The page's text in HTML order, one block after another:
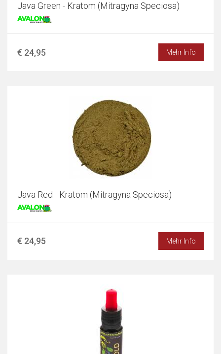
Java Green - Kratom (Mitragyna Speciosa)
€ 24,95 Mehr Info
Java Red - Kratom (Mitragyna Speciosa)
€ 24,95 Mehr Info